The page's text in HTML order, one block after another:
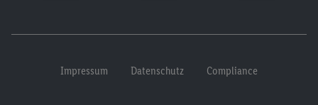
Impressum Datenschutz Compliance